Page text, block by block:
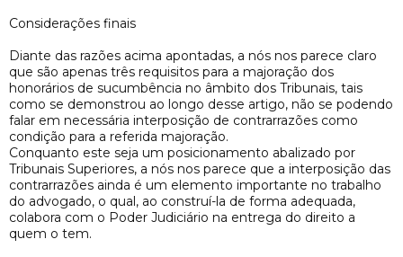
Considerações finais
Diante das razões acima apontadas, a nós nos parece claro
que são apenas três requisitos para a majoração dos
honorários de sucumbência no âmbito dos Tribunais, tais
como se demonstrou ao longo desse artigo, não se podendo
falar em necessária interposição de contrarrazões como
condição para a referida majoração.
Conquanto este seja um posicionamento abalizado por
Tribunais Superiores, a nós nos parece que a interposição das
contrarrazões ainda é um elemento importante no trabalho
do advogado, o qual, ao construí-la de forma adequada,
colabora com o Poder Judiciário na entrega do direito a
quem o tem.